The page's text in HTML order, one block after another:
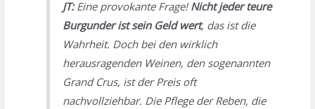
JT:Eine provokante Frage!Nicht jeder teure
Burgunder ist sein Geld wert, das ist die
Wahrheit. Doch bei den wirklich
herausragenden Weinen, den sogenannten
Grand Crus, ist der Preis oft
nachvollziehbar. Die Pflege der Reben, die